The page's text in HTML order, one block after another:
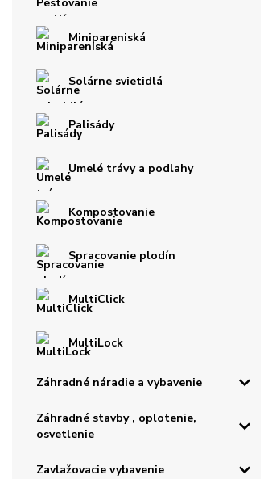
Minipareniská
Solárne svietidlá
Palisády
Umelé trávy a podlahy
Kompostovanie
Spracovanie plodín
MultiClick
MultiLock
Záhradné náradie a vybavenie
Záhradné stavby , oplotenie,
osvetlenie
Zavlažovacie vybavenie